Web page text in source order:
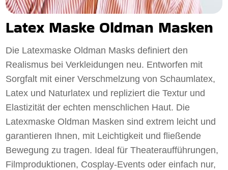
Latex Maske Oldman Masken
Die Latexmaske Oldman Masks definiert den
Realismus bei Verkleidungen neu. Entworfen mit
Sorgfalt mit einer Verschmelzung von Schaumlatex,
Latex und Naturlatex und repliziert die Textur und
Elastizität der echten menschlichen Haut. Die
Latexmaske Oldman Masken sind extrem leicht und
garantieren Ihnen, mit Leichtigkeit und fließende
Bewegung zu tragen. Ideal für Theateraufführungen,
Filmproduktionen, Cosplay-Events oder einfach nur,